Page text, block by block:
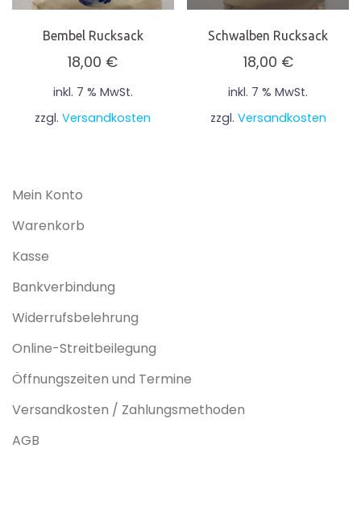
Bembel Rucksack
18,00 €
inkl. 7 % MwSt.
zzgl.Versandkosten
Schwalben Rucksack
18,00 €
inkl. 7 % MwSt.
zzgl. Versandkosten
Mein Konto
Warenkorb
Kasse
Bankverbindung
Widerrufsbelehrung
Online-Streitbeilegung
Öffnungszeiten und Termine
Versandkosten / Zahlungsmethoden
AGB